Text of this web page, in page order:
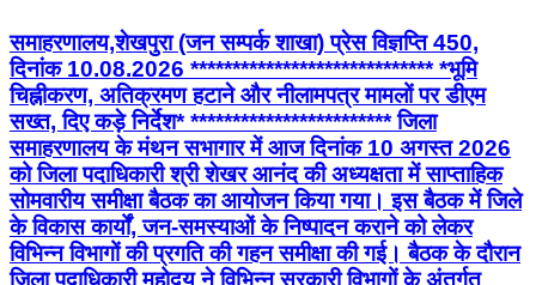
समाहरणालय,शेखपुरा (जन सम्पर्क शाखा) प्रेस विज्ञप्ति 450,
दिनांक 10.08.2026 ***************************** *भूमि
चिह्नीकरण, अतिक्रमण हटाने और नीलामपत्र मामलों पर डीएम
सख्त, दिए कड़े निर्देश* ************************ जिला
समाहरणालय के मंथन सभागार में आज दिनांक 10 अगस्त 2026
को जिला पदाधिकारी श्री शेखर आनंद की अध्यक्षता में साप्ताहिक
सोमवारीय समीक्षा बैठक का आयोजन किया गया। इस बैठक में जिले
के विकास कार्यों, जन-समस्याओं के निष्पादन कराने को लेकर
विभिन्न विभागों की प्रगति की गहन समीक्षा की गई। बैठक के दौरान
जिला पदाधिकारी महोदय ने विभिन्न सरकारी विभागों के अंतर्गत